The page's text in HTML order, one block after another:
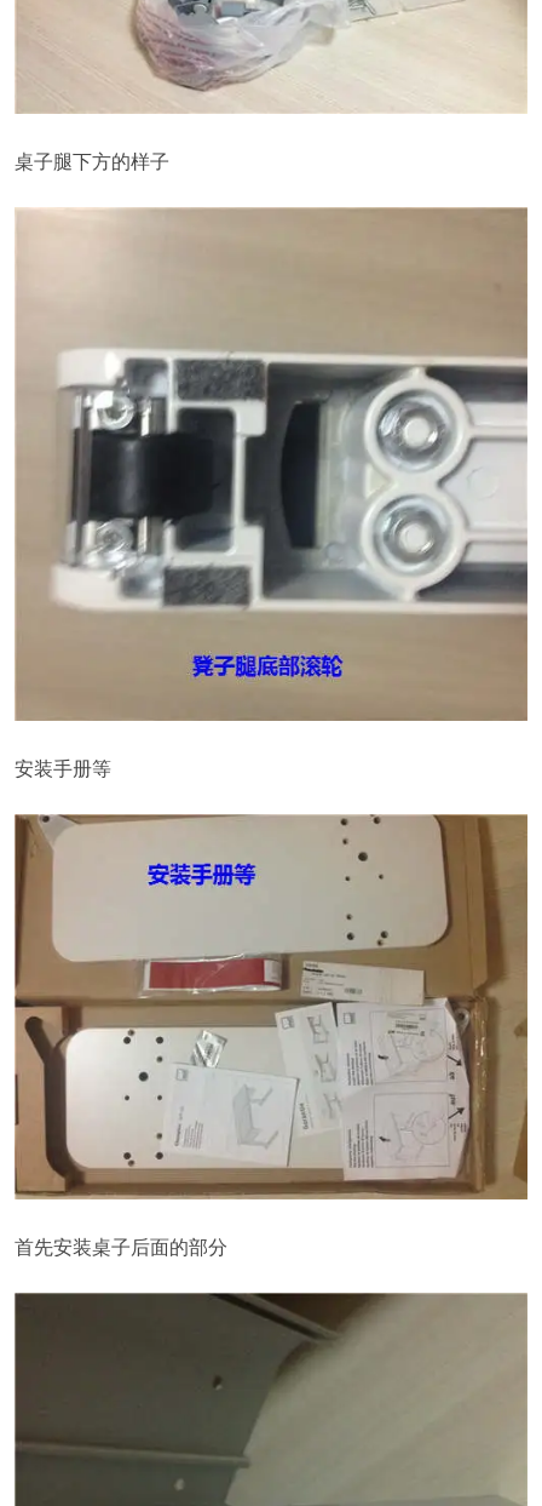
桌子腿下方的样子
安装手册等
首先安装桌子后面的部分